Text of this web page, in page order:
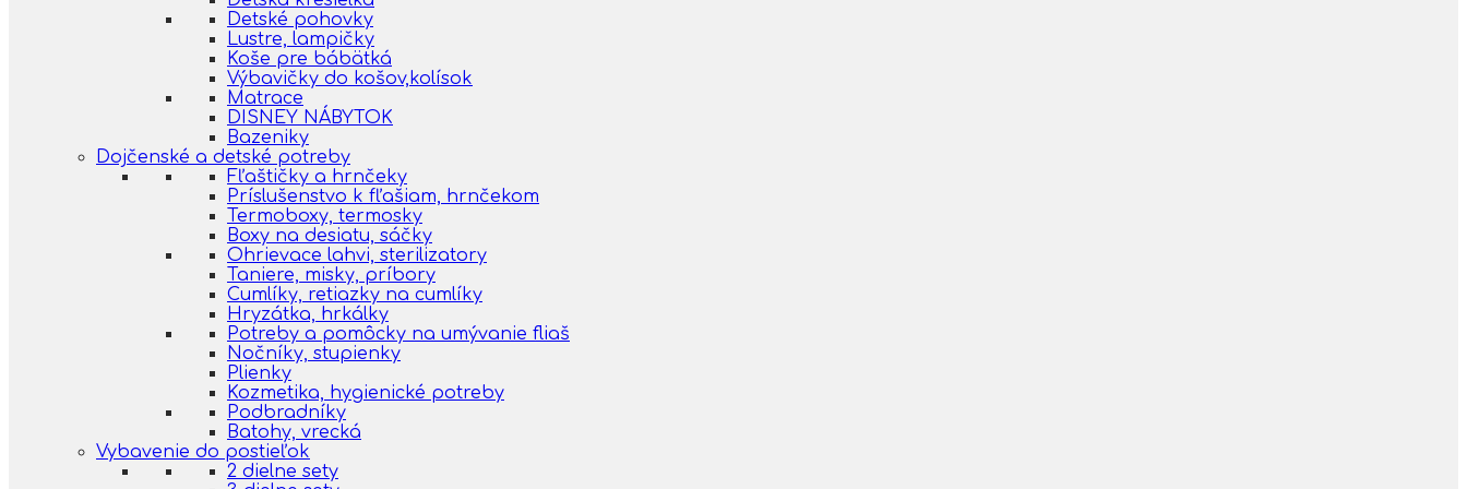
Detské pohovky
Lustre, lampičky
Koše pre bábätká
Výbavičky do košov,kolísok
Matrace
DISNEY NÁBYTOK
Bazeniky
Dojčenské a detské potreby
Fľaštičky a hrnčeky
Príslušenstvo k fľašiam, hrnčekom
Termoboxy, termosky
Boxy na desiatu, sáčky
Ohrievace lahvi, sterilizatory
Taniere, misky, príbory
Cumlíky, retiazky na cumlíky
Hryzátka, hrkálky
Potreby a pomôcky na umývanie fliaš
Nočníky, stupienky
Plienky
Kozmetika, hygienické potreby
Podbradníky
Batohy, vrecká
Vybavenie do postieľok
2 dielne sety